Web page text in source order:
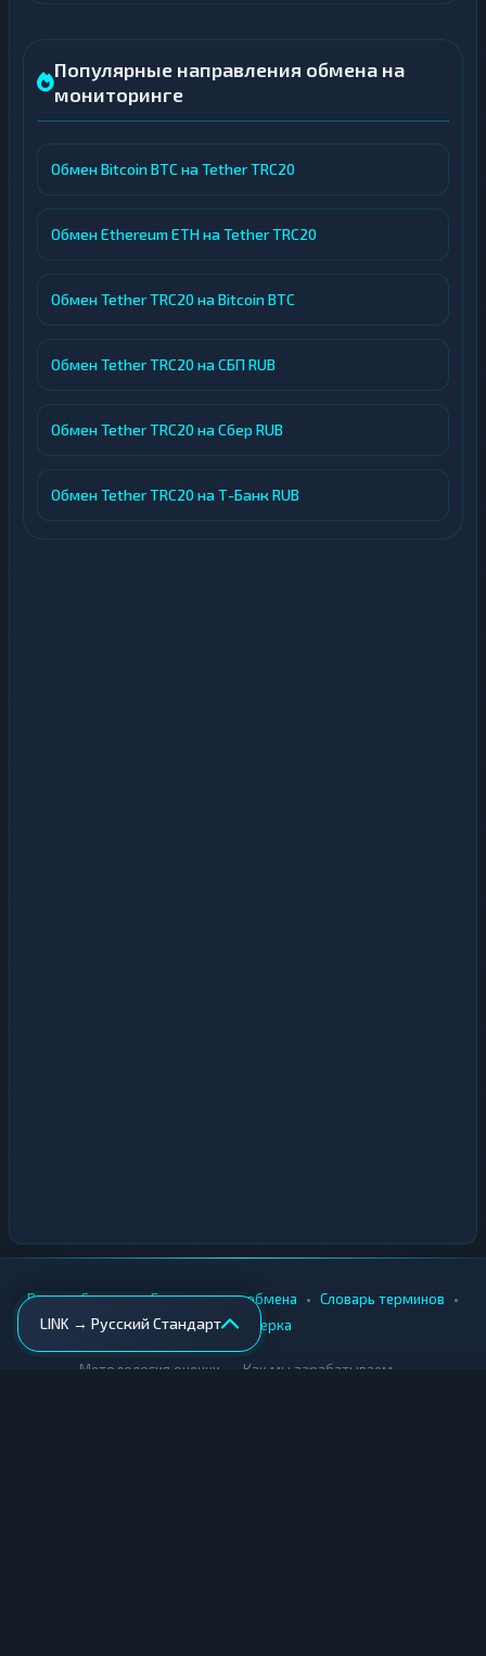
Популярные направления обмена на
мониторинге
Обмен Bitcoin BTC на Tether TRC20
Обмен Ethereum ETH на Tether TRC20
Обмен Tether TRC20 на Bitcoin BTC
Обмен Tether TRC20 на СБП RUB
Обмен Tether TRC20 на Сбер RUB
Обмен Tether TRC20 на Т-Банк RUB
LINK → Русский Стандарт
Вики • Города • Безопасность обмена • Словарь терминов •
AML-проверка
Методология оценки Как мы зарабатываем